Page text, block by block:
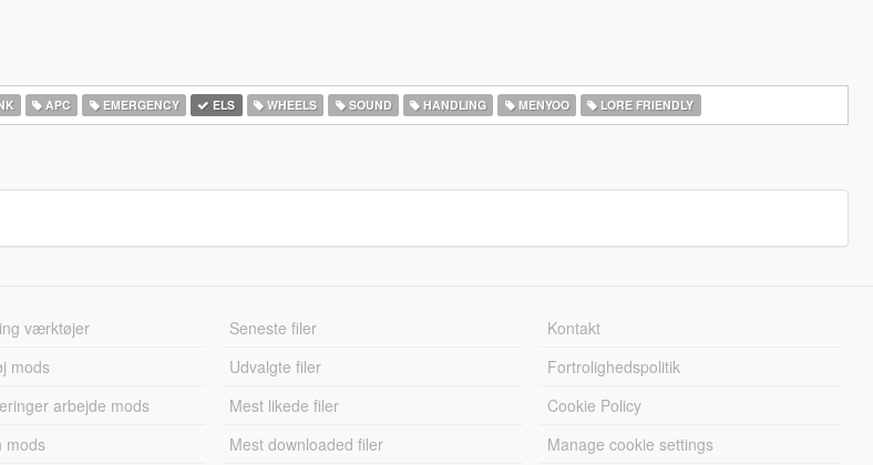
APC EMERGENCY ELS WHEELS SOUND HANDLING MENYOO LORE FRIENDLY
værktøjer
mods
arbejde mods
mods
Seneste filer
Udvalgte filer
Mest likede filer
Mest downloaded filer
Kontakt
Fortrolighedspolitik
Cookie Policy
Manage cookie settings